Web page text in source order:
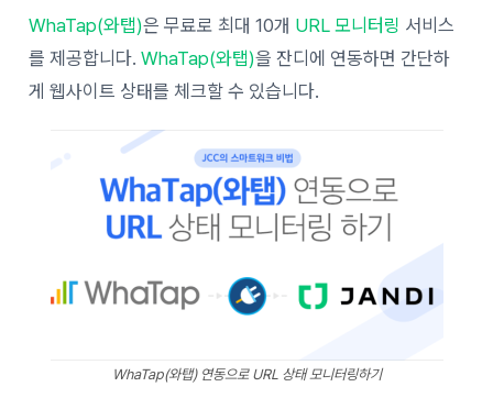
WhaTap(와탭)은 무료로 최대 10개 URL 모니터링 서비스
를 제공합니다.WhaTap(와탭)을 잔디에 연동하면 간단하
게 웹사이트 상태를 체크할 수 있습니다.
WhaTap(와탭) 연동으로 URL 상태 모니터링하기